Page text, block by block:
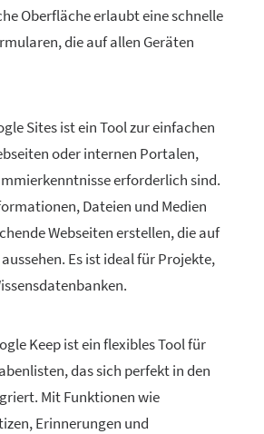
Oberfläche erlaubt eine schnelle
die auf allen Geräten
Sites ist ein Tool zur einfachen
oder internen Portalen,
erforderlich sind.
Dateien und Medien
Webseiten erstellen, die auf
Es ist ideal für Projekte,
Keep ist ein flexibles Tool für
das sich perfekt in den
Mit Funktionen wie
Erinnerungen und